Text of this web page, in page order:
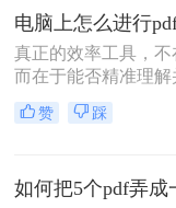
评领域深耕多年的小
职场朋友被基础的
手脚。那么pdf如何
呢？
真正的效率工具，不
而在于能否精准理
意图。“小编，快帮
用的方案，十几份
紧急求助。
赞 踩